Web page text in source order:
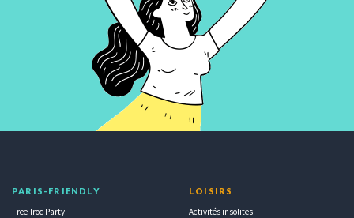
PARIS-FRIENDLY
Free Troc Party
LOISIRS
Activités insolites